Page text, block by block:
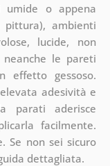
o appena
ambienti
lucide, non
le pareti
effetto gessoso.
adesività e
parati aderisce
facilmente.
Se non sei sicuro
dettagliata.